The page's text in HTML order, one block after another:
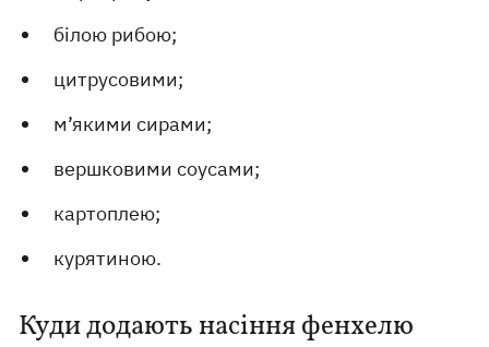
білою рибою;
цитрусовими;
м’якими сирами;
вершковими соусами;
картоплею;
курятиною.
Куди додають насіння фенхелю